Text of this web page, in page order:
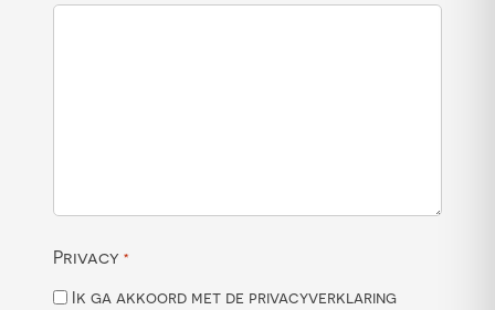
Privacy *
Ik ga akkoord met de privacyverklaring